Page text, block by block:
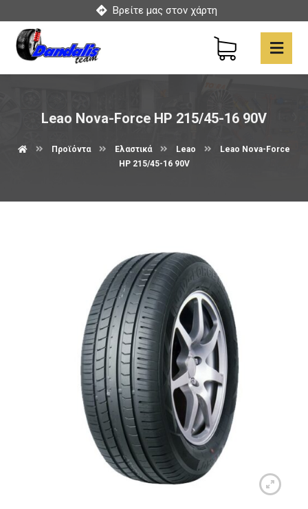
Βρείτε μας στον χάρτη
Leao Nova-Force HP 215/45-16 90V
Προϊόντα Ελαστικά Leao
Leao Nova-Force
HP 215/45-16 90V